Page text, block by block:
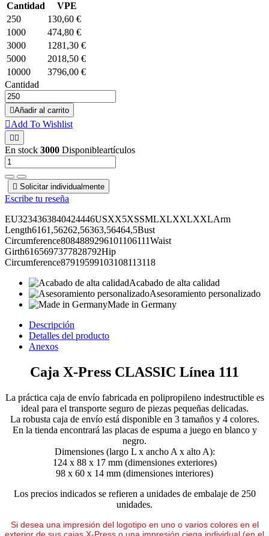
Cantidad
VPE
250
130,60 €
1000
474,80 €
3000
1281,30 €
5000
2018,50 €
10000
3796,00 €
Cantidad
Añadir al carrito
Add To Wishlist
 
En stock 3000 Disponibleartículos
 Solicitar individualmente
Escribe tu reseña
EU3234363840424446USXX5XSSMLXLXXLXXLArm
Length6161,56262,56363,56464,5Bust
Circumference8084889296101106111Waist
Girth6165697377828792Hip
Circumference87919599103108113118
Acabado de alta calidad
Asesoramiento personalizado
Made in Germany
Descripción
Detalles del producto
Anexos
Caja X-Press CLASSIC Línea 111
La práctica caja de envío fabricada en polipropileno indestructible es
ideal para el transporte seguro de piezas pequeñas delicadas.
La robusta caja de envío está disponible en 3 tamaños y 4 colores.
En la tienda encontrará las placas de espuma a juego en blanco y
negro.
Dimensiones (largo L x ancho A x alto A):
124 x 88 x 17 mm (dimensiones exteriores)
98 x 60 x 14 mm (dimensiones interiores)
Los precios indicados se refieren a unidades de embalaje de 250
unidades.
Si desea una impresión del logotipo en uno o varios colores en el